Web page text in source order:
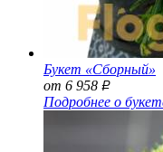
Букет «Сборный»
от 6 958 Р
Подробнее о